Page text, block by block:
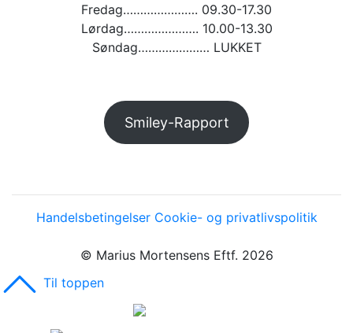
Fredag…………………. 09.30-17.30
Lørdag…………………. 10.00-13.30
Søndag………………… LUKKET
Smiley-Rapport
Handelsbetingelser Cookie- og privatlivspolitik
© Marius Mortensens Eftf. 2026
Til toppen